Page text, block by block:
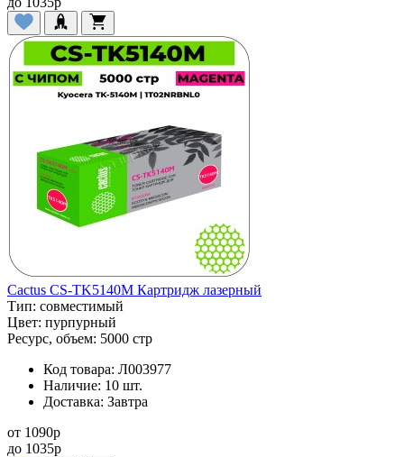
Cactus CS-TK5140M Картридж лазерный
Тип: совместимый
Цвет: пурпурный
Ресурс, объем: 5000 стр
Код товара: Л003977
Наличие: 10 шт.
Доставка: Завтра
от 1090p
до 1035p